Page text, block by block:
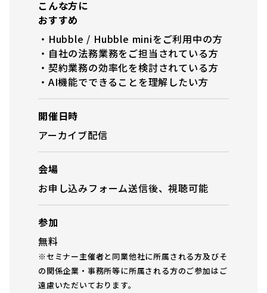
こんな方に
おすすめ
・Hubble / Hubble miniをご利用中の方
・自社の法務業務をご担当されている方
・契約業務の効率化を検討されている方
・AI機能でできることを理解したい方
開催日時
アーカイブ配信
会場
お申し込みフォーム送信後、視聴可能
参加
無料
※セミナー主催者と同業他社に所属される方及びそ
の関係企業・事務所等に所属される方のご参加はご
遠慮いただいております。